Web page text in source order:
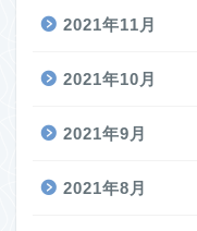
2021年11月
2021年10月
2021年9月
2021年8月